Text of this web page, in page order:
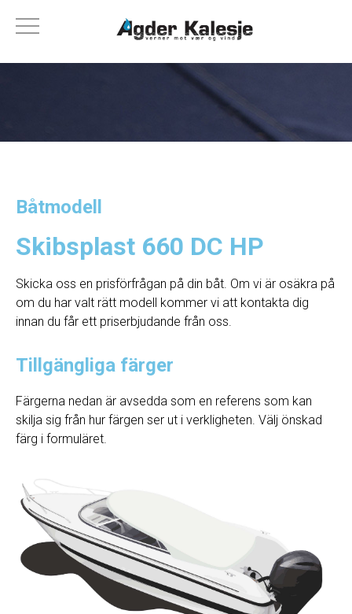
Båtmodell
Skibsplast 660 DC HP
Skicka oss en prisförfrågan på din båt. Om vi ​​är osäkra på
om du har valt rätt modell kommer vi att kontakta dig
innan du får ett priserbjudande från oss.
Tillgängliga färger
Färgerna nedan är avsedda som en referens som kan
skilja sig från hur färgen ser ut i verkligheten. Välj önskad
färg i formuläret.